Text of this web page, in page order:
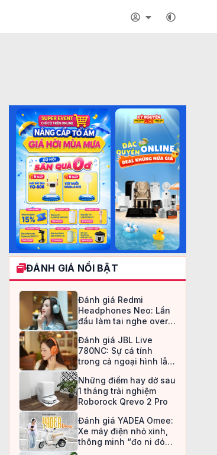
ĐÁNH GIÁ NỔI BẬT
Đánh giá Redmi
Headphones Neo: Lần
đầu làm tai nghe over-
an toàn
Đánh giá JBL Live
780NC: Sự cá tính
trong cả ngoại hình lẫn
Những điểm hay dở sau
1 tháng trải nghiệm
Roborock Qrevo 2 Pro
Đánh giá YADEA Omee:
Xe máy điện nhỏ xinh,
thông minh “đo ni đóng